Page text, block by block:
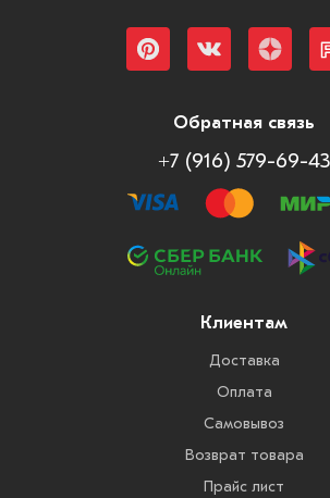
Обратная связь
+7 (916) 579-69-43
Клиентам
Доставка
Оплата
Самовывоз
Возврат товара
Прайс лист